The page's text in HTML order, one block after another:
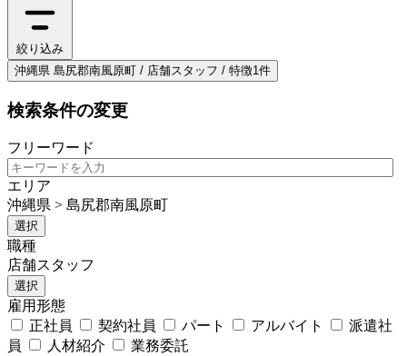
絞り込み
沖縄県 島尻郡南風原町 / 店舗スタッフ / 特徴1件
検索条件の変更
フリーワード
エリア
沖縄県 > 島尻郡南風原町
選択
職種
店舗スタッフ
選択
雇用形態
正社員
契約社員 パート アルバイト
派遣社
員
人材紹介
業務委託